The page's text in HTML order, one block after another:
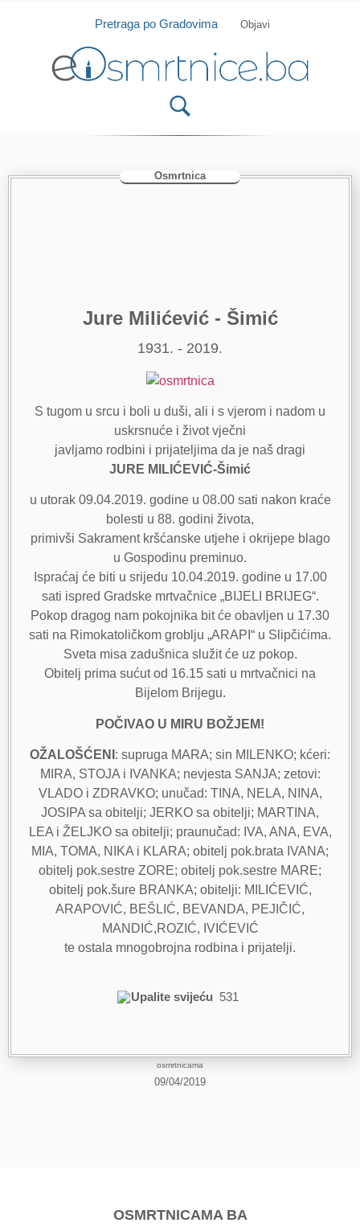
Isprobajte našu Android i IOS aplikaciju
Pretraga po Gradovima Objavi
Osmrtnica
Jure Milićević - Šimić
1931. - 2019.
S tugom u srcu i boli u duši, ali i s vjerom i nadom u
uskrsnuće i život vječni
javljamo rodbini i prijateljima da je naš dragi
JURE MILIĆEVIĆ-Šimić
u utorak 09.04.2019. godine u 08.00 sati nakon kraće
bolesti u 88. godini života,
primivši Sakrament kršćanske utjehe i okrijepe blago
u Gospodinu preminuo.
Ispraćaj će biti u srijedu 10.04.2019. godine u 17.00
sati ispred Gradske mrtvačnice „BIJELI BRIJEG“.
Pokop dragog nam pokojnika bit će obavljen u 17.30
sati na Rimokatoličkom groblju „ARAPI“ u Slipčićima.
Sveta misa zadušnica služit će uz pokop.
Obitelj prima sućut od 16.15 sati u mrtvačnici na
Bijelom Brijegu.
POČIVAO U MIRU BOŽJEM!
OŽALOŠĆENI : supruga MARA; sin MILENKO; kćeri:
MIRA, STOJA i IVANKA; nevjesta SANJA; zetovi:
VLADO i ZDRAVKO; unučad: TINA, NELA, NINA,
JOSIPA sa obitelji; JERKO sa obitelji; MARTINA,
LEA i ŽELJKO sa obitelji; praunučad: IVA, ANA, EVA,
MIA, TOMA, NIKA i KLARA; obitelj pok.brata IVANA;
obitelj pok.sestre ZORE; obitelj pok.sestre MARE;
obitelj pok.šure BRANKA; obitelji: MILIĆEVIĆ,
ARAPOVIĆ, BEŠLIĆ, BEVANDA, PEJIČIĆ,
MANDIĆ,ROZIĆ, IVIĆEVIĆ
te ostala mnogobrojna rodbina i prijatelji.
Upalite svijeću 531
osmrtnicama
09/04/2019
OSMRTNICAMA BA